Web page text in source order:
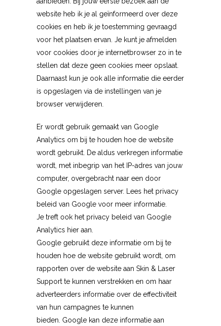
website heb ik je al geïnformeerd over deze
cookies en heb ik je toestemming gevraagd
voor het plaatsen ervan. Je kunt je afmelden
voor cookies door je internetbrowser zo in te
stellen dat deze geen cookies meer opslaat.
Daarnaast kun je ook alle informatie die eerder
is opgeslagen via de instellingen van je
browser verwijderen.
Er wordt gebruik gemaakt van Google
Analytics om bij te houden hoe de website
wordt gebruikt. De aldus verkregen informatie
wordt, met inbegrip van het IP-adres van jouw
computer, overgebracht naar een door
Google opgeslagen server. Lees het privacy
beleid van Google voor meer informatie.
Je treft ook het privacy beleid van Google
Analytics hier aan.
Google gebruikt deze informatie om bij te
houden hoe de website gebruikt wordt, om
rapporten over de website aan Skin & Laser
Support te kunnen verstrekken en om haar
adverteerders informatie over de effectiviteit
van hun campagnes te kunnen
bieden. Google kan deze informatie aan